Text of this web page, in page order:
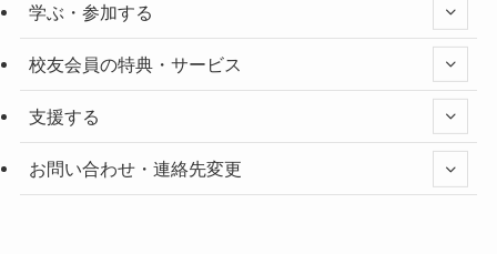
学ぶ・参加する
校友会員の特典・サービス
支援する
お問い合わせ・連絡先変更